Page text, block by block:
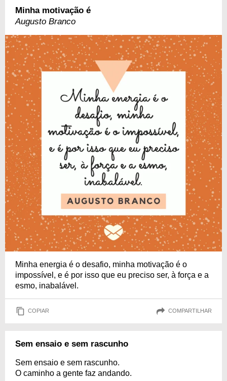
Minha motivação é
Augusto Branco
Minha energia é o desafio, minha motivação é o
impossível, e é por isso que eu preciso ser, à força e a
esmo, inabalável.
COPIAR COMPARTILHAR
Sem ensaio e sem rascunho
Sem ensaio e sem rascunho.
O caminho a gente faz andando.